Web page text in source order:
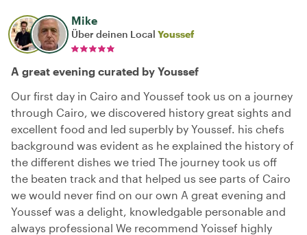
Mike
Über deinen Local Youssef
A great evening curated by Youssef
Our first day in Cairo and Youssef took us on a journey
through Cairo, we discovered history great sights and
excellent food and led superbly by Youssef. his chefs
background was evident as he explained the history of
the different dishes we tried The journey took us off
the beaten track and that helped us see parts of Cairo
we would never find on our own A great evening and
Youssef was a delight, knowledgable personable and
always professional We recommend Yoissef highly